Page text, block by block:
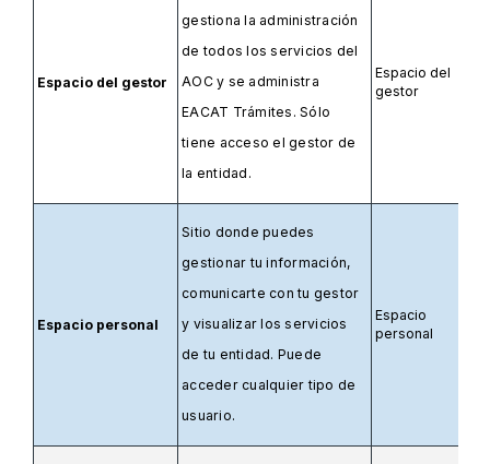
Espacio del gestor
gestiona la administración
de todos los servicios del
AOC y se administra
EACAT Trámites. Sólo
tiene acceso el gestor de
la entidad.
Espacio del
gestor
Espacio personal
Sitio donde puedes
gestionar tu información,
comunicarte con tu gestor
y visualizar los servicios
de tu entidad. Puede
acceder cualquier tipo de
usuario.
Espacio
personal